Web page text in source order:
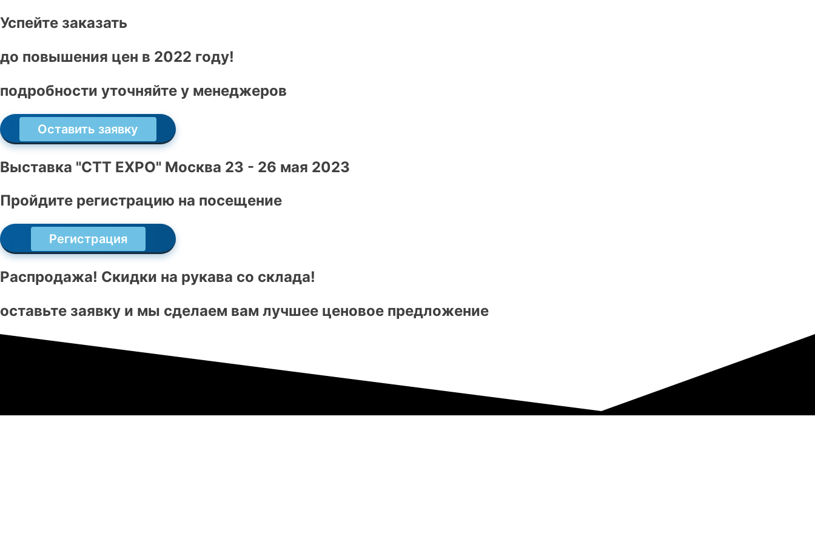
Успейте заказать
до повышения цен в 2022 году!
подробности уточняйте у менеджеров
Оставить заявку
Выставка "CTT EXPO" Москва 23 - 26 мая 2023
Пройдите регистрацию на посещение
Регистрация
Распродажа! Скидки на рукава со склада!
оставьте заявку и мы сделаем вам лучшее ценовое предложение